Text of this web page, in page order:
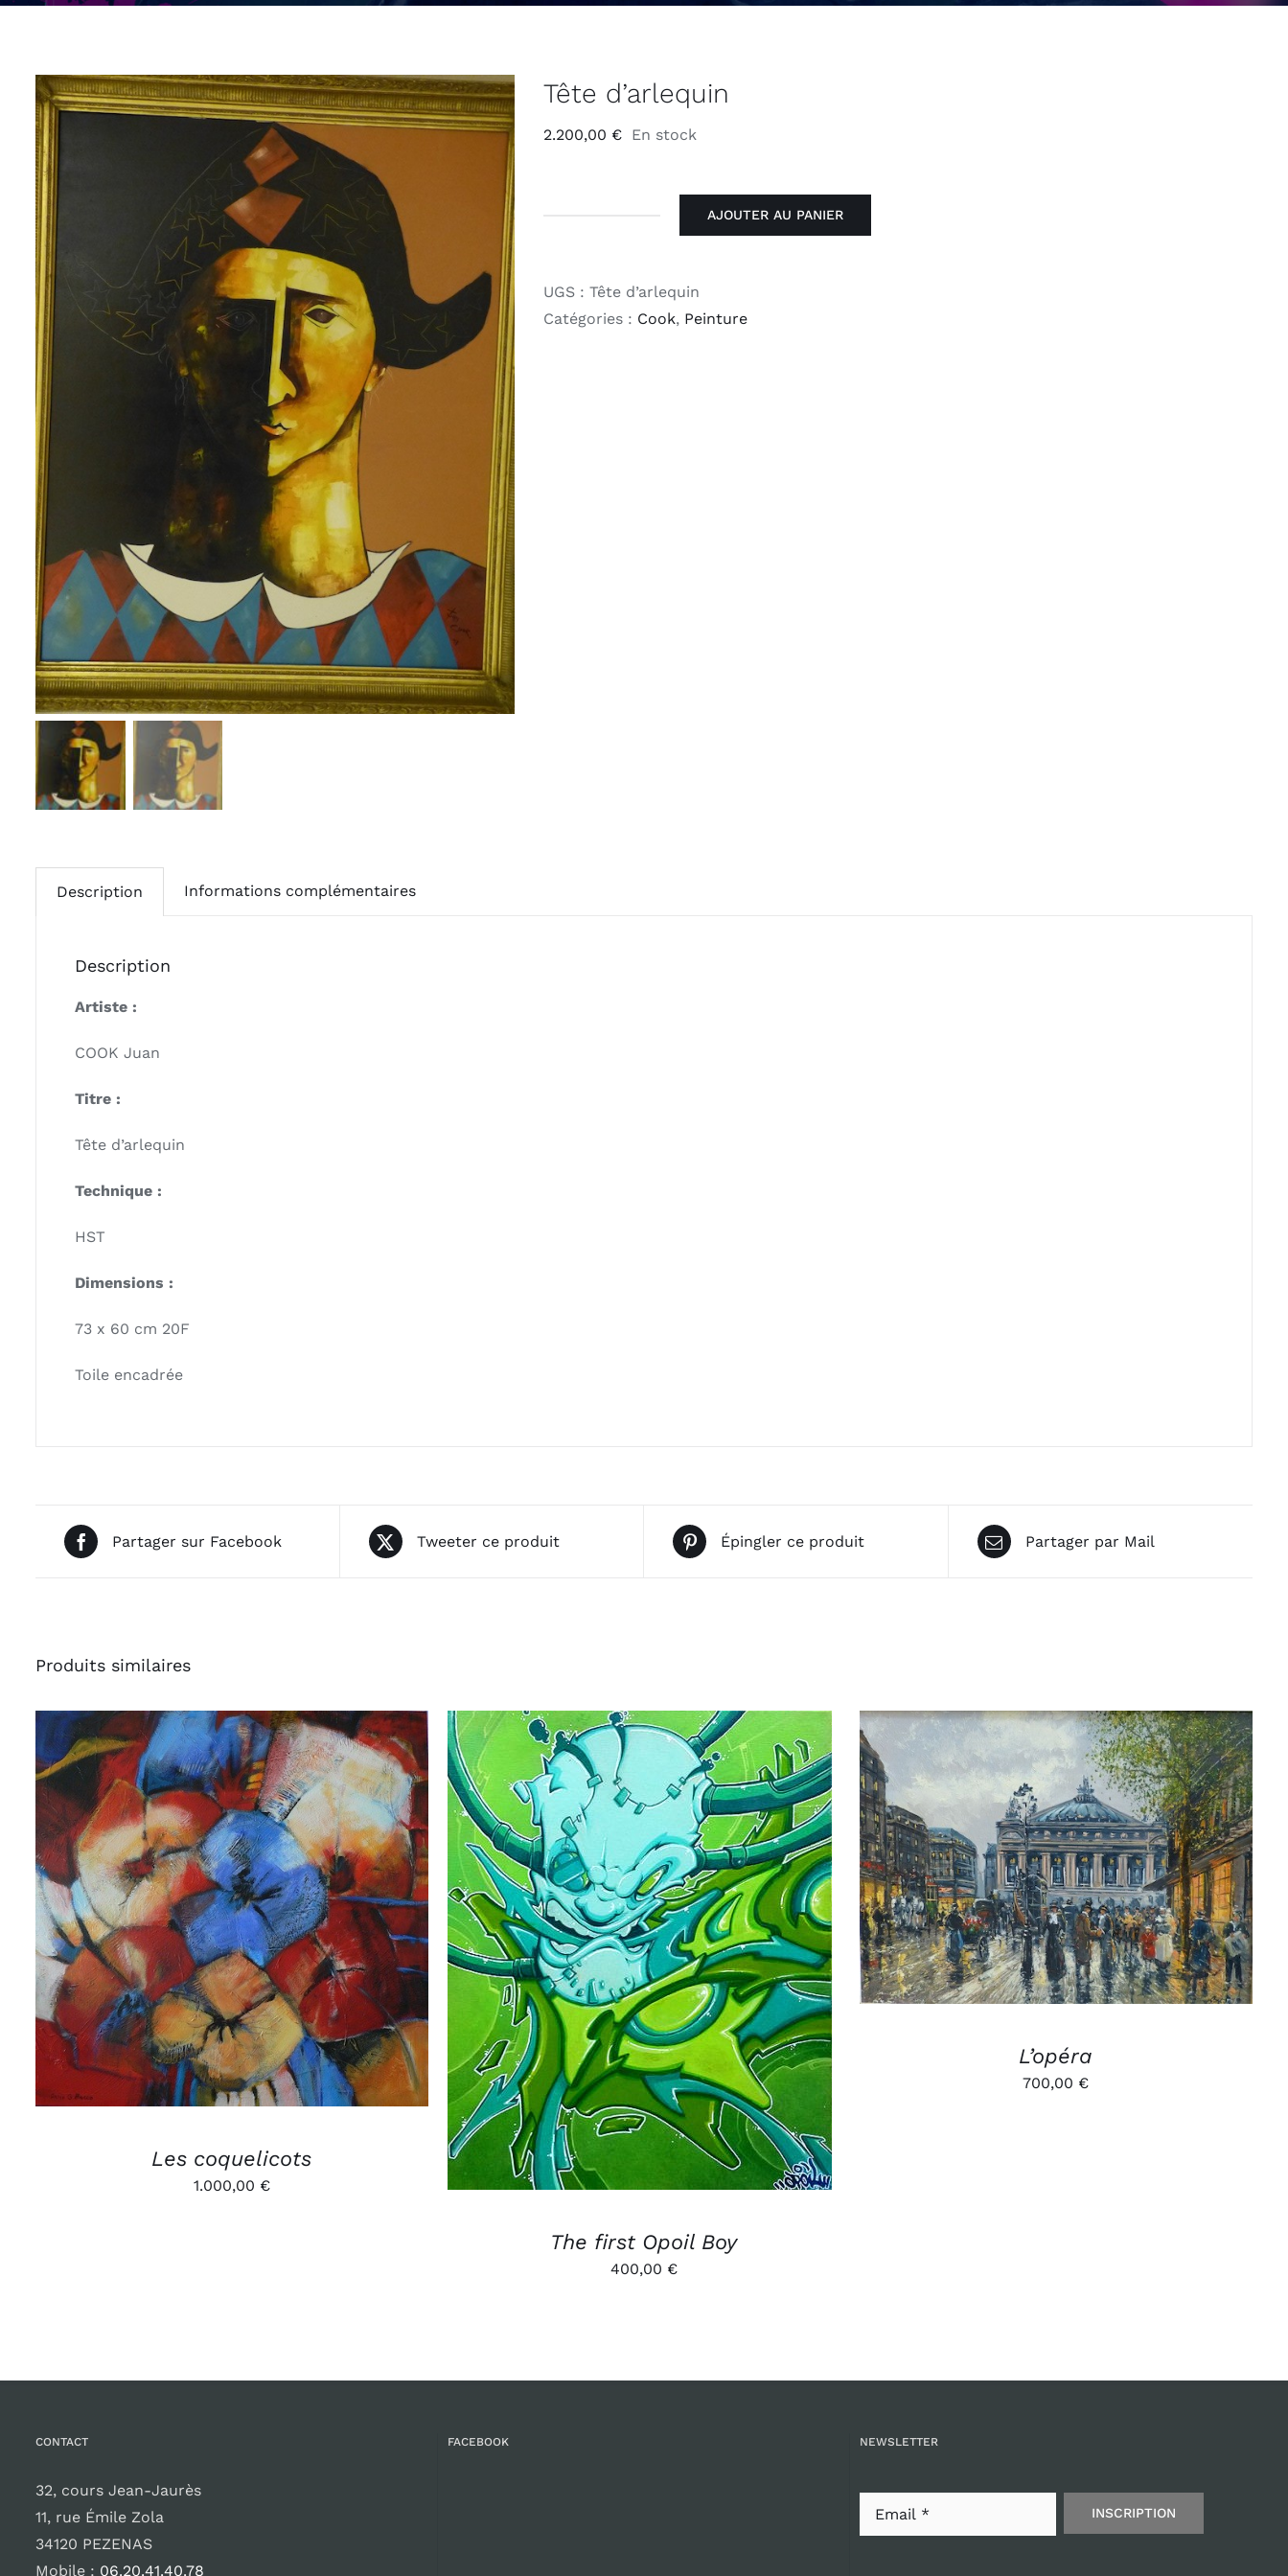
Tête d’arlequin
2.200,00 € En stock
d’arlequin
AJOUTER AU PANIER
UGS : Tête d’arlequin
Catégories : Cook, Peinture
Description Informations complémentaires
Description
Artiste :
COOK Juan
Titre :
Tête d’arlequin
Technique :
HST
Dimensions :
73 x 60 cm 20F
Toile encadrée
Partager sur Facebook Tweeter ce produit Épingler ce produit Partager par Mail
Produits similaires
AJOUTER AU PANIER / APERÇU
Les coquelicots
1.000,00 €
AJOUTER AU PANIER / APERÇU
The first Opoil Boy
400,00 €
AJOUTER AU PANIER / APERÇU
L’opéra
700,00 €
CONTACT
32, cours Jean-Jaurès
11, rue Émile Zola
34120 PEZENAS
Mobile : 06.20.41.40.78
FACEBOOK NEWSLETTER
INSCRIPTION